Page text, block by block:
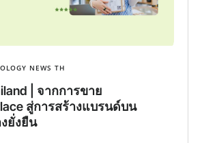
NEWS TH
| จากการขาย
สู่การสร้างแบรนด์บน
ยั่งยืน